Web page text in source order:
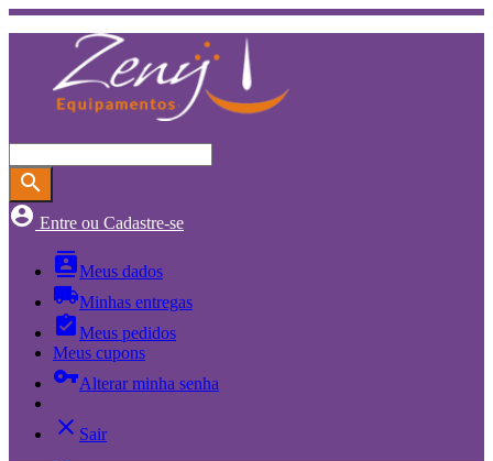
search
account_circle Entre ou Cadastre-se
contactsMeus dados
local_shippingMinhas entregas
assignment_turned_inMeus pedidos
Meus cupons
vpn_keyAlterar minha senha
close Sair